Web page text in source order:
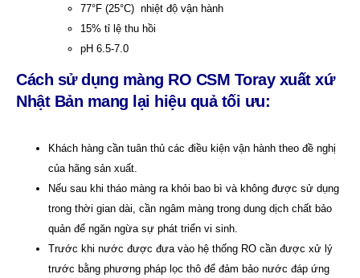
77°F (25°C) nhiệt độ vận hành
15% tỉ lệ thu hồi
pH 6.5-7.0
Cách sử dụng màng RO CSM Toray xuất xứ
Nhật Bản mang lại hiệu quả tối ưu:
Khách hàng cần tuân thủ các điều kiện vận hành theo đề nghị
của hãng sản xuất.
Nếu sau khi tháo màng ra khỏi bao bì và không được sử dụng
trong thời gian dài, cần ngâm màng trong dung dịch chất bảo
quản để ngăn ngừa sự phát triển vi sinh.
Trước khi nước được đưa vào hệ thống RO cần được xử lý
trước bằng phương pháp lọc thô để đảm bảo nước đáp ứng